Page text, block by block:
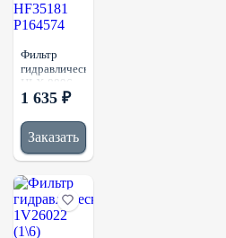
Фильтр
гидравлический
HLX-8896
(1/) ELH-
15265318
HF35181
P164574
1 635 ₽
Заказать